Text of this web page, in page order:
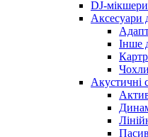
DJ-
Аксесуари
Інше
Акустичні